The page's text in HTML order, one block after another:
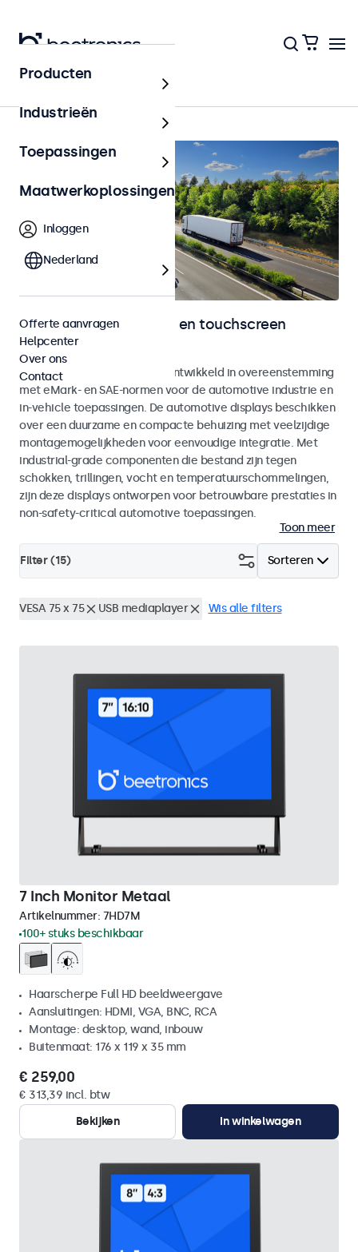
Home
Automotive monitoren en touchscreen
displays
Monitoren en touchscreens ontwikkeld in overeenstemming
met eMark- en SAE-normen voor de automotive industrie en
in-vehicle toepassingen. De automotive displays beschikken
over een duurzame en compacte behuizing met veelzijdige
montagemogelijkheden voor eenvoudige integratie. Met
industrial-grade componenten die bestand zijn tegen
schokken, trillingen, vocht en temperatuurschommelingen,
zijn deze displays ontworpen voor betrouwbare prestaties in
non-safety-critical automotive toepassingen.
Toon meer
Sorteren
Filter (15)
VESA 75 x 75 USB mediaplayer Wis alle filters
7 Inch Monitor Metaal
Artikelnummer: 7HD7M
100+ stuks beschikbaar
Haarscherpe Full HD beeldweergave
Aansluitingen: HDMI, VGA, BNC, RCA
Montage: desktop, wand, inbouw
Buitenmaat: 176 x 119 x 35 mm
€ 259,00
€ 313,39 incl. btw
Bekijken
In winkelwagen
Producten
Industrieën
Toepassingen
Maatwerkoplossingen
Inloggen
Nederland
Offerte aanvragen
Helpcenter
Over ons
Contact